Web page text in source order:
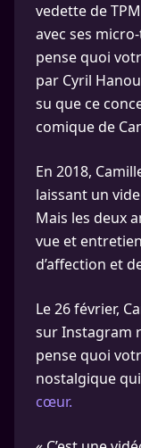
vedette de
avec ses
pense quoi
par Cyril
su que ce
comique de
En 2018,
laissant un
Mais les deux
vue et
d’affection et
Le 26 février,
sur Instagram
pense quoi
nostalgique
cœur.